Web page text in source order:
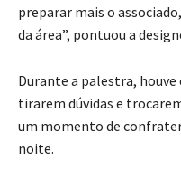
preparar mais o
da área”, pontuou a
Durante a palestra,
tirarem dúvidas e
um momento de
noite.